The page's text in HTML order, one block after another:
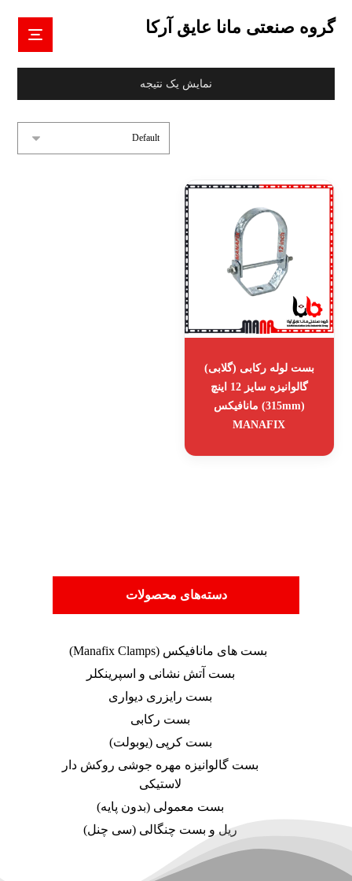
گروه صنعتی مانا عایق آرکا
نمایش یک نتیجه
بست لوله رکابی (گلابی)
گالوانیزه سایز 12 اینچ
(315mm) مانافیکس
MANAFIX
دسته‌های محصولات
بست های مانافیکس (Manafix Clamps)
بست آتش نشانی و اسپرینکلر
بست رایزری دیواری
بست رکابی
بست کرپی (یوبولت)
بست گالوانیزه مهره جوشی روکش دار
لاستیکی
بست معمولی (بدون پایه)
ریل و بست چنگالی (سی چنل)